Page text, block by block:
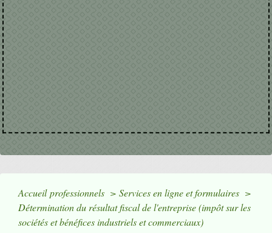
Accueil professionnels > Services en ligne et formulaires >
Détermination du résultat fiscal de l'entreprise (impôt sur les
sociétés et bénéfices industriels et commerciaux)